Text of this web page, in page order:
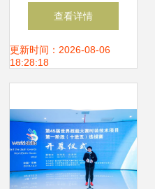
及应用进展 非织造
工艺的发展现状及
查看详情
更新时间：2026-08-06
18:28:18